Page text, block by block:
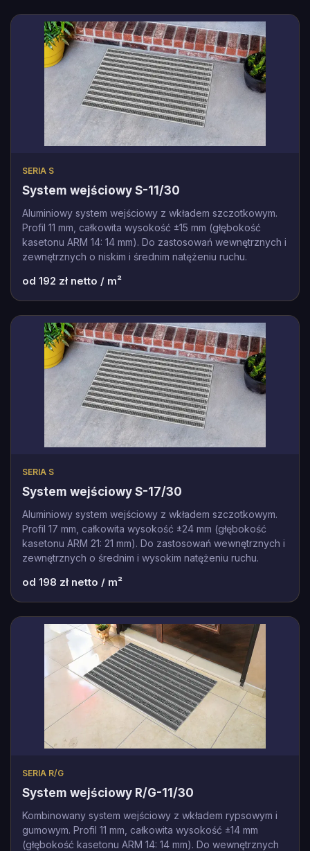
SERIA S
System wejściowy S-11/30
Aluminiowy system wejściowy z wkładem szczotkowym.
Profil 11 mm, całkowita wysokość ±15 mm (głębokość
kasetonu ARM 14: 14 mm). Do zastosowań wewnętrznych i
zewnętrznych o niskim i średnim natężeniu ruchu.
od 192 zł netto / m²
SERIA S
System wejściowy S-17/30
Aluminiowy system wejściowy z wkładem szczotkowym.
Profil 17 mm, całkowita wysokość ±24 mm (głębokość
kasetonu ARM 21: 21 mm). Do zastosowań wewnętrznych i
zewnętrznych o średnim i wysokim natężeniu ruchu.
od 198 zł netto / m²
SERIA R/G
System wejściowy R/G-11/30
Kombinowany system wejściowy z wkładem rypsowym i
gumowym. Profil 11 mm, całkowita wysokość ±14 mm
(głębokość kasetonu ARM 14: 14 mm). Do wewnętrznych